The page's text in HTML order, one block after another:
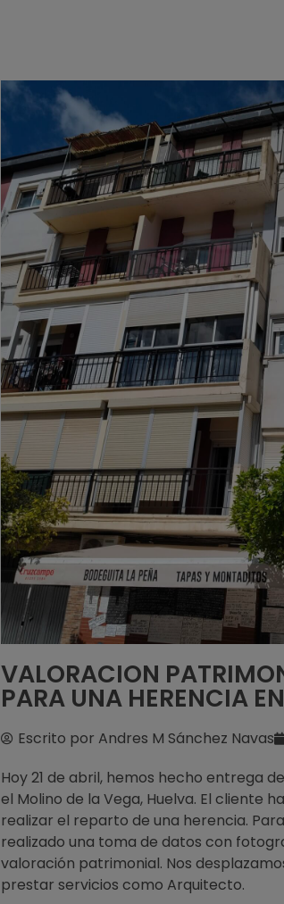
VALORACION
PARA UNA HERENCIA
Escrito por Andres M Sánchez Navas
Hoy 21 de abril, hemos hecho entrega
el Molino de la Vega, Huelva. El cliente
realizar el reparto de una herencia.
realizado una toma de datos con
valoración patrimonial. Nos
prestar servicios como Arquitecto.